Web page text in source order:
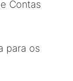
Contas
para os